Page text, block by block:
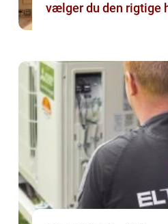
vælger du den rigtige